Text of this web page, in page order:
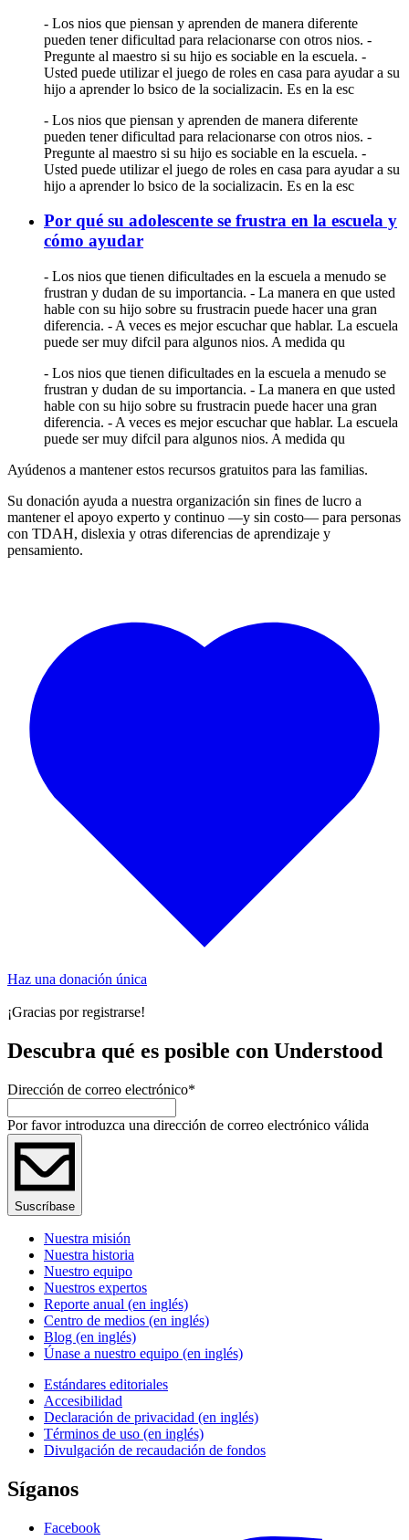
- Los nios que piensan y aprenden de manera diferente
pueden tener dificultad para relacionarse con otros nios. -
Pregunte al maestro si su hijo es sociable en la escuela. -
Usted puede utilizar el juego de roles en casa para ayudar a su
hijo a aprender lo bsico de la socializacin. Es en la esc
- Los nios que piensan y aprenden de manera diferente
pueden tener dificultad para relacionarse con otros nios. -
Pregunte al maestro si su hijo es sociable en la escuela. -
Usted puede utilizar el juego de roles en casa para ayudar a su
hijo a aprender lo bsico de la socializacin. Es en la esc
Por qué su adolescente se frustra en la escuela y
cómo ayudar
- Los nios que tienen dificultades en la escuela a menudo se
frustran y dudan de su importancia. - La manera en que usted
hable con su hijo sobre su frustracin puede hacer una gran
diferencia. - A veces es mejor escuchar que hablar. La escuela
puede ser muy difcil para algunos nios. A medida qu
- Los nios que tienen dificultades en la escuela a menudo se
frustran y dudan de su importancia. - La manera en que usted
hable con su hijo sobre su frustracin puede hacer una gran
diferencia. - A veces es mejor escuchar que hablar. La escuela
puede ser muy difcil para algunos nios. A medida qu
Ayúdenos a mantener estos recursos gratuitos para las familias.
Su donación ayuda a nuestra organización sin fines de lucro a
mantener el apoyo experto y continuo —y sin costo— para personas
con TDAH, dislexia y otras diferencias de aprendizaje y
pensamiento.
Haz una donación única
¡Gracias por registrarse!
Descubra qué es posible con Understood
Dirección de correo electrónico*
Por favor introduzca una dirección de correo electrónico válida
Suscríbase
Nuestra misión
Nuestra historia
Nuestro equipo
Nuestros expertos
Reporte anual (en inglés)
Centro de medios (en inglés)
Blog (en inglés)
Únase a nuestro equipo (en inglés)
Estándares editoriales
Accesibilidad
Declaración de privacidad (en inglés)
Términos de uso (en inglés)
Divulgación de recaudación de fondos
Síganos
Facebook